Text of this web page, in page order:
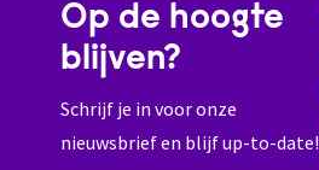
Op de hoogte
blijven?
Schrijf je in voor onze
nieuwsbrief en blijf up-to-date!